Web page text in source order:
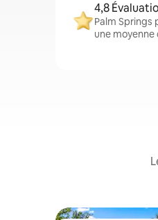
4,8
Palm Springs
une moyenne